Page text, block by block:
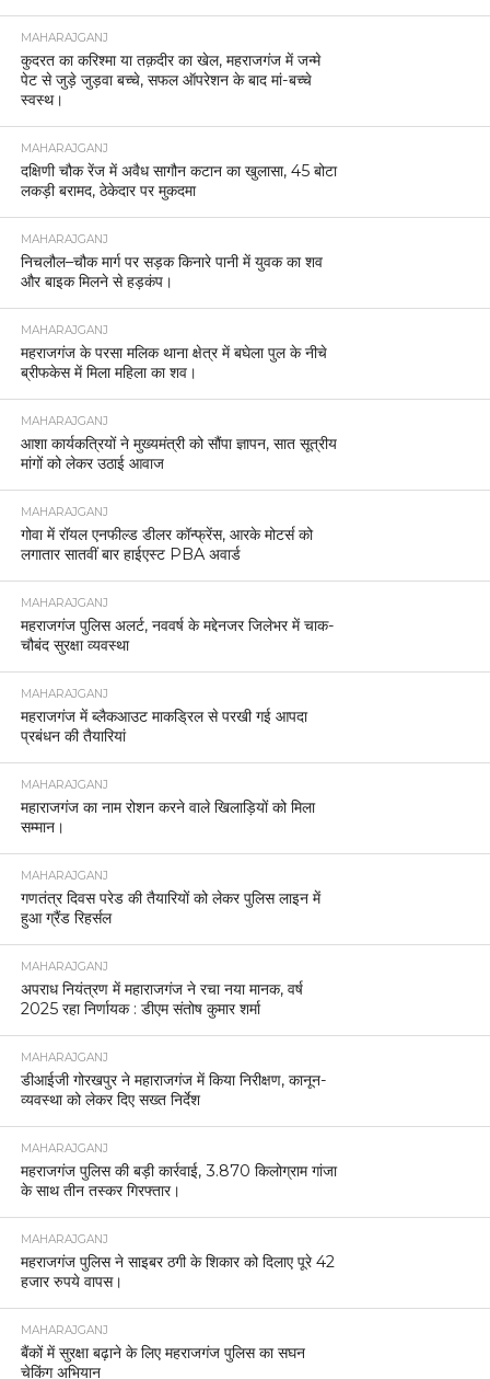
MAHARAJGANJ
कुदरत का करिश्मा या तक़दीर का खेल, महराजगंज में जन्मे
पेट से जुड़े जुड़वा बच्चे, सफल ऑपरेशन के बाद मां-बच्चे
स्वस्थ।
MAHARAJGANJ
दक्षिणी चौक रेंज में अवैध सागौन कटान का खुलासा, 45 बोटा
लकड़ी बरामद, ठेकेदार पर मुकदमा
MAHARAJGANJ
निचलौल–चौक मार्ग पर सड़क किनारे पानी में युवक का शव
और बाइक मिलने से हड़कंप।
MAHARAJGANJ
महराजगंज के परसा मलिक थाना क्षेत्र में बघेला पुल के नीचे
ब्रीफकेस में मिला महिला का शव।
MAHARAJGANJ
आशा कार्यकत्रियों ने मुख्यमंत्री को सौंपा ज्ञापन, सात सूत्रीय
मांगों को लेकर उठाई आवाज
MAHARAJGANJ
गोवा में रॉयल एनफील्ड डीलर कॉन्फ्रेंस, आरके मोटर्स को
लगातार सातवीं बार हाईएस्ट PBA अवार्ड
MAHARAJGANJ
महराजगंज पुलिस अलर्ट, नववर्ष के मद्देनजर जिलेभर में चाक-
चौबंद सुरक्षा व्यवस्था
MAHARAJGANJ
महराजगंज में ब्लैकआउट माकड्रिल से परखी गई आपदा
प्रबंधन की तैयारियां
MAHARAJGANJ
महाराजगंज का नाम रोशन करने वाले खिलाड़ियों को मिला
सम्मान।
MAHARAJGANJ
गणतंत्र दिवस परेड की तैयारियों को लेकर पुलिस लाइन में
हुआ ग्रैंड रिहर्सल
MAHARAJGANJ
अपराध नियंत्रण में महाराजगंज ने रचा नया मानक, वर्ष
2025 रहा निर्णायक : डीएम संतोष कुमार शर्मा
MAHARAJGANJ
डीआईजी गोरखपुर ने महाराजगंज में किया निरीक्षण, कानून-
व्यवस्था को लेकर दिए सख्त निर्देश
MAHARAJGANJ
महराजगंज पुलिस की बड़ी कार्रवाई, 3.870 किलोग्राम गांजा
के साथ तीन तस्कर गिरफ्तार।
MAHARAJGANJ
महराजगंज पुलिस ने साइबर ठगी के शिकार को दिलाए पूरे 42
हजार रुपये वापस।
MAHARAJGANJ
बैंकों में सुरक्षा बढ़ाने के लिए महराजगंज पुलिस का सघन
चेकिंग अभियान